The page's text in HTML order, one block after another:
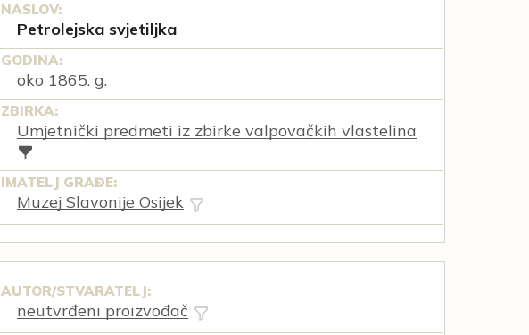
NASLOV:
Petrolejska svjetiljka
GODINA:
oko 1865. g.
ZBIRKA:
Umjetnički predmeti iz zbirke valpovačkih vlastelina
IMATELJ GRAĐE:
Muzej Slavonije Osijek
AUTOR/STVARATELJ:
neutvrđeni proizvođač